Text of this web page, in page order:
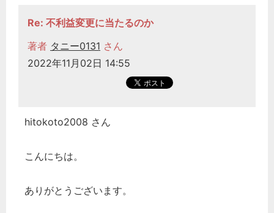
Re: 不利益変更に当たるのか
著者 タニー0131 さん
2022年11月02日 14:55
hitokoto2008 さん
こんにちは。
ありがとうございます。